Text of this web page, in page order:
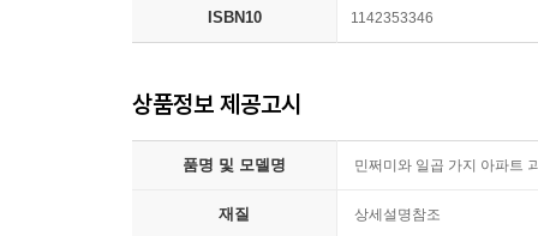
ISBN10 1142353346
상품정보 제공고시
품명 및 모델명 민쩌미와 일곱 가지 아파트
재질 상세설명참조